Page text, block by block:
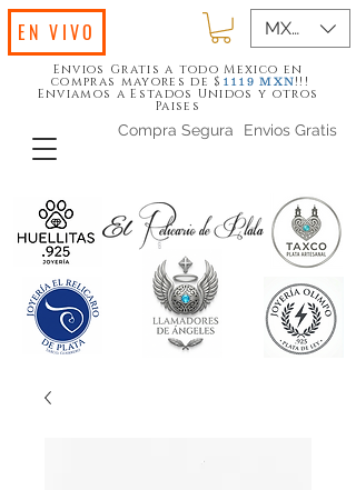
Envios Gratis
Compra Segura
Envios Gratis a todo Mexico en
compras mayores de $ 1119 MXN!!!
Enviamos a Estados Unidos y otros
Paises
MXN ($)
EN VIVO